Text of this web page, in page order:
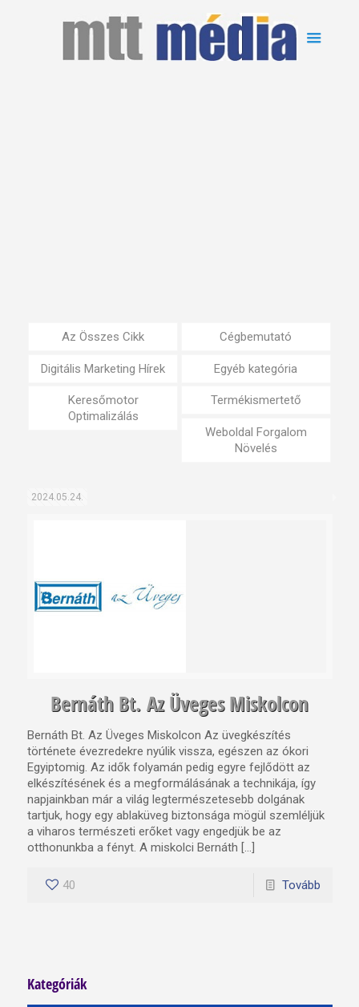
Az Összes Cikk Cégbemutató
Digitális Marketing Hírek Egyéb kategória
Keresőmotor
Optimalizálás
Termékismertető
Weboldal Forgalom
Növelés
2024.05.24.
Bernáth Bt. Az Üveges Miskolcon
Bernáth Bt. Az Üveges Miskolcon Az üvegkészítés
története évezredekre nyúlik vissza, egészen az ókori
Egyiptomig. Az idők folyamán pedig egyre fejlődött az
elkészítésének és a megformálásának a technikája, így
napjainkban már a világ legtermészetesebb dolgának
tartjuk, hogy egy ablaküveg biztonsága mögül szemléljük
a viharos természeti erőket vagy engedjük be az
otthonunkba a fényt. A miskolci Bernáth […]
40 Tovább
Kategóriák